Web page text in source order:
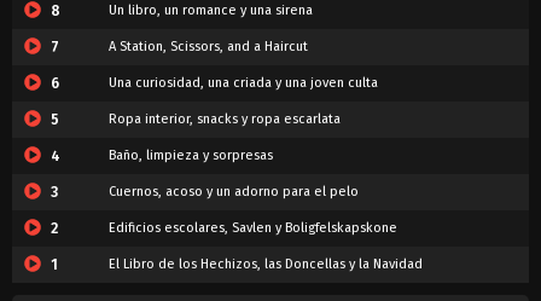
8 Un libro, un romance y una sirena
7 A Station, Scissors, and a Haircut
6 Una curiosidad, una criada y una joven culta
5 Ropa interior, snacks y ropa escarlata
4 Baño, limpieza y sorpresas
3 Cuernos, acoso y un adorno para el pelo
2 Edificios escolares, Savlen y Boligfelskapskone
1 El Libro de los Hechizos, las Doncellas y la Navidad